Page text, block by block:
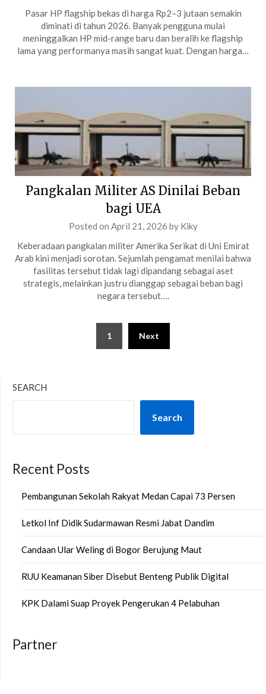
Pasar HP flagship bekas di harga Rp2–3 jutaan semakin
diminati di tahun 2026. Banyak pengguna mulai
meninggalkan HP mid-range baru dan beralih ke flagship
lama yang performanya masih sangat kuat. Dengan harga…
Pangkalan Militer AS Dinilai Beban
bagi UEA
Posted on April 21, 2026 by Kiky
Keberadaan pangkalan militer Amerika Serikat di Uni Emirat
Arab kini menjadi sorotan. Sejumlah pengamat menilai bahwa
fasilitas tersebut tidak lagi dipandang sebagai aset
strategis, melainkan justru dianggap sebagai beban bagi
negara tersebut….
1 Next
SEARCH
Search
Recent Posts
Pembangunan Sekolah Rakyat Medan Capai 73 Persen
Letkol Inf Didik Sudarmawan Resmi Jabat Dandim
Candaan Ular Weling di Bogor Berujung Maut
RUU Keamanan Siber Disebut Benteng Publik Digital
KPK Dalami Suap Proyek Pengerukan 4 Pelabuhan
Partner